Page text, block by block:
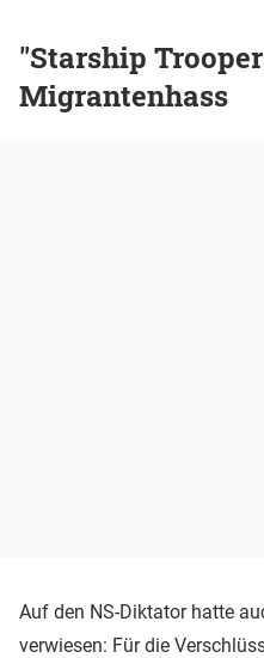
"Starship
Migrantenhass
Auf den NS-Diktator hatte
verwiesen: Für die